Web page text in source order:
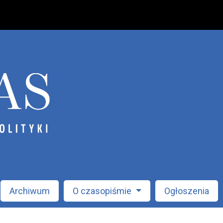
Archiwum O czasopiśmie Ogłoszenia